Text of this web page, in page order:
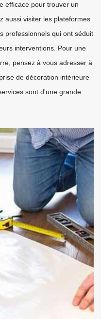
efficace pour trouver un
aussi visiter les plateformes
professionnels qui ont séduit
interventions. Pour une
pensez à vous adresser à
de décoration intérieure
sont d'une grande